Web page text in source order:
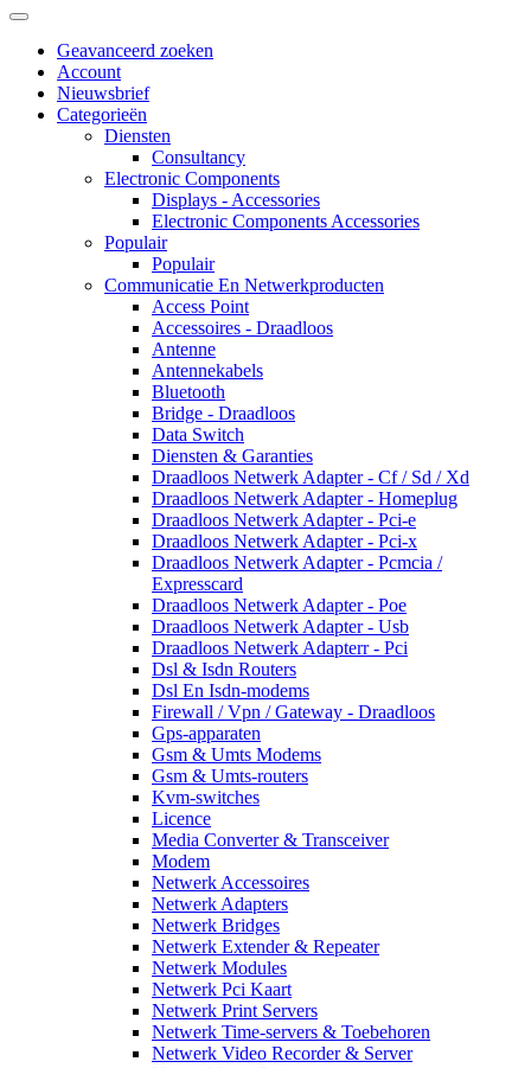
Geavanceerd zoeken
Account
Nieuwsbrief
Categorieën
Diensten
Consultancy
Electronic Components
Displays - Accessories
Electronic Components Accessories
Populair
Populair
Communicatie En Netwerkproducten
Access Point
Accessoires - Draadloos
Antenne
Antennekabels
Bluetooth
Bridge - Draadloos
Data Switch
Diensten & Garanties
Draadloos Netwerk Adapter - Cf / Sd / Xd
Draadloos Netwerk Adapter - Homeplug
Draadloos Netwerk Adapter - Pci-e
Draadloos Netwerk Adapter - Pci-x
Draadloos Netwerk Adapter - Pcmcia /
Expresscard
Draadloos Netwerk Adapter - Poe
Draadloos Netwerk Adapter - Usb
Draadloos Netwerk Adapterr - Pci
Dsl & Isdn Routers
Dsl En Isdn-modems
Firewall / Vpn / Gateway - Draadloos
Gps-apparaten
Gsm & Umts Modems
Gsm & Umts-routers
Kvm-switches
Licence
Media Converter & Transceiver
Modem
Netwerk Accessoires
Netwerk Adapters
Netwerk Bridges
Netwerk Extender & Repeater
Netwerk Modules
Netwerk Pci Kaart
Netwerk Print Servers
Netwerk Time-servers & Toebehoren
Netwerk Video Recorder & Server